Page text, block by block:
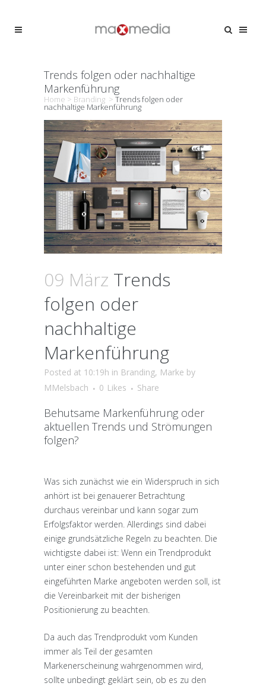
Trends folgen oder nachhaltige
Markenführung
Home > Branding > Trends folgen oder
nachhaltige Markenführung
09 März Trends
folgen oder
nachhaltige
Markenführung
Posted at 10:19h in Branding, Marke by
MMelsbach
0 Likes Share
Behutsame Markenführung oder
aktuellen Trends und Strömungen
folgen?
Was sich zunächst wie ein Widerspruch in sich
anhört ist bei genauerer Betrachtung
durchaus vereinbar und kann sogar zum
Erfolgsfaktor werden. Allerdings sind dabei
einige grundsätzliche Regeln zu beachten. Die
wichtigste dabei ist: Wenn ein Trendprodukt
unter einer schon bestehenden und gut
eingeführten Marke angeboten werden soll, ist
die Vereinbarkeit mit der bisherigen
Positionierung zu beachten.
Da auch das Trendprodukt vom Kunden
immer als Teil der gesamten
Markenerscheinung wahrgenommen wird,
sollte unbedingt geklärt sein, ob es zu den